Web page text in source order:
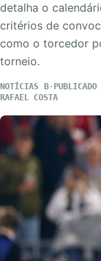
detalha o
critérios de
como o torcedor
torneio.
NOTÍCIAS
RAFAEL COSTA